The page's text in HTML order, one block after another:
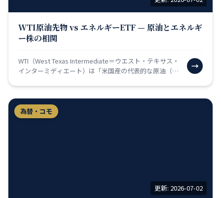
WTI原油先物 vs エネルギーETF — 原油とエネルギ
ー株の相関
WTI（West Texas Intermediate＝ウエスト・テキサス・
インターミディエート）は「米国産の代表的な原油（石
→
為替・コモ
更新: 2026-07-02